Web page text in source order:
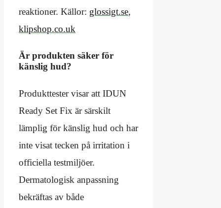
reaktioner. Källor: glossigt.se,
klipshop.co.uk
Är produkten säker för
känslig hud?
Produkttester visar att IDUN
Ready Set Fix är särskilt
lämplig för känslig hud och har
inte visat tecken på irritation i
officiella testmiljöer.
Dermatologisk anpassning
bekräftas av både